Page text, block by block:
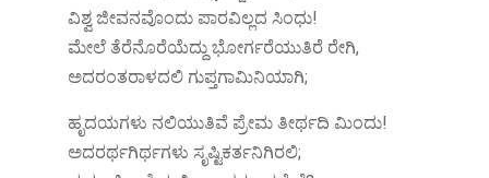
ವಿಶ್ವ ಜೀವನವೊಂದು ಪಾರವಿಲ್ಲದ ಸಿಂಧು!
ಮೇಲೆ ತೆರೆನೊರೆಯೆದ್ದು ಭೋರ್ಗರೆಯುತಿರೆ ರೇಗಿ,
ಅದರಂತರಾಳದಲಿ ಗುಪ್ತಗಾಮಿನಿಯಾಗಿ;
ಹೃದಯಗಳು ನಲಿಯುತಿವೆ ಪ್ರೇಮ ತೀರ್ಥದಿ ಮಿಂದು!
ಅದರರ್ಥಗಿರ್ಥಗಳು ಸೃಷ್ಟಿಕರ್ತನಿಗಿರಲಿ;